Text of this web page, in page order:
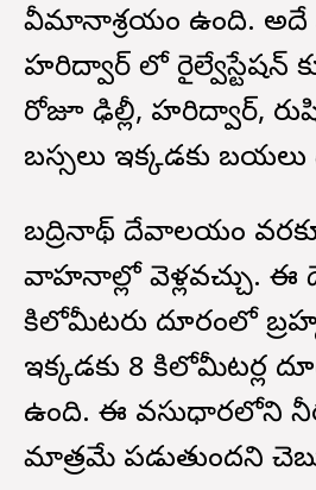
వీమానాశ్రయం ఉంది. అదే
హరిద్వార్ లో రైల్వేస్టేషన్
రోజూ ఢిల్లీ, హరిద్వార్,
బస్సలు ఇక్కడకు
బద్రినాథ్ దేవాలయం
వాహనాల్లో వెళ్లవచ్చు.
కిలోమీటరు దూరంలో
ఇక్కడకు 8 కిలోమీటర్ల
ఉంది. ఈ వసుధారలోని
మాత్రమే పడుతుందని